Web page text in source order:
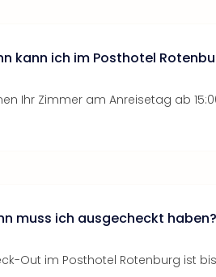
kann ich im Posthotel
Ihr Zimmer am Anreisetag ab
muss ich ausgecheckt haben?
Out im Posthotel Rotenburg ist bis